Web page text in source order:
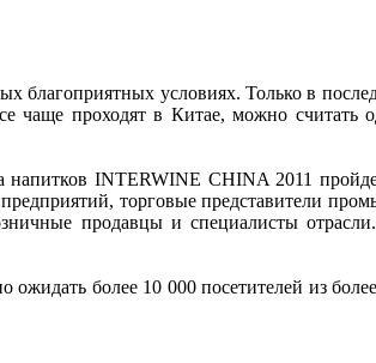
благоприятных условиях. Только в
чаще проходят в Китае, можно считать
напитков INTERWINE CHINA 2011
торговые представители
продавцы и специалисты
более 10 000 посетителей из